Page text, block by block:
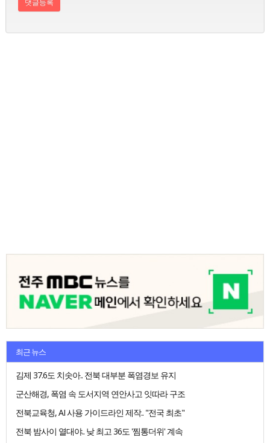
최근 뉴스
김제 37.6도 치솟아.. 전북 대부분 폭염경보 유지
군산해경, 폭염 속 도서지역 연안사고 잇따라 구조
전북교육청, AI 사용 가이드라인 제작.. "전국 최초"
전북 밤사이 열대야.. 낮 최고 36도 '찜통더위' 계속